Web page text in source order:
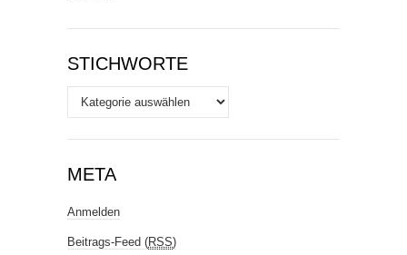
STICHWORTE
Stichworte
META
Anmelden
Beitrags-Feed (RSS)